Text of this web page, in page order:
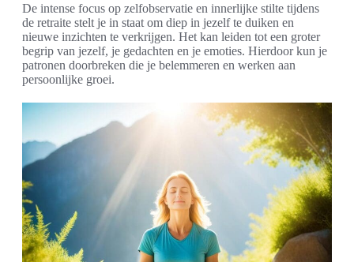
De intense focus op zelfobservatie en innerlijke stilte tijdens
de retraite stelt je in staat om diep in jezelf te duiken en
nieuwe inzichten te verkrijgen. Het kan leiden tot een groter
begrip van jezelf, je gedachten en je emoties. Hierdoor kun je
patronen doorbreken die je belemmeren en werken aan
persoonlijke groei.